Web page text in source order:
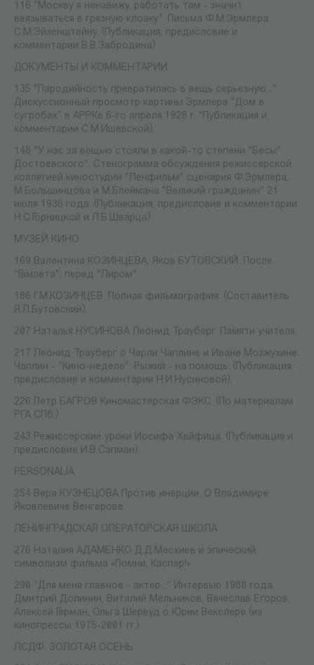
116 "Москву я ненавижу, работать там - значит
ввязываться в грязную клоаку". Письма Ф.М.Эрмлера
С.М.Эйзенштейну. (Публикация, предисловие и
комментарии В.В.Забродина)
ДОКУМЕНТЫ И КОММЕНТАРИИ
135 "Пародийность превратилась в вещь серьезную...".
Дискуссионный просмотр картины Эрмлера "Дом в
сугробах" в АРРКе 6-го апреля 1928 г. *Публикация и
комментарии С.М.Ишевской).
148 "У нас за вещью стояли в какой-то степени "Бесы"
Достоевского". Стенограмма обсуждения режиссерской
коллегией киностудии "Ленфильм" сценария Ф.Эрмлера,
М.Большинцова и М.Блеймана "Великий гражданин" 21
июля 1936 года. (Публикация, предисловие и комментарии
Н.С.Горницкой и Л.Б.Шварца).
МУЗЕЙ КИНО
169 Валентина КОЗИНЦЕВА, Яков БУТОВСКИЙ. После
"Гамлета", перед "Лиром".
186 Г.М.КОЗИНЦЕВ. Полная фильмография. (Составитель
Я.Л.Бутовский).
207 Наталья НУСИНОВА Леонид Трауберг. Памяти учителя.
217 Леонид Трауберг о Чарли Чаплине и Иване Мозжухине.
Чаплин - "Кино-неделе". Рыжий - на помощь. (Публикация,
предисловие и комментарии Н.И.Нусиновой).
226 Петр БАГРОВ Киномастерская ФЭКС. (По материалам
РГА СПб.)
243 Режиссерские уроки Иосифа Хейфица. (Публикация и
предисловие И.В.Сэпман).
PERSONALIA
254 Вера КУЗНЕЦОВА Против инерции. О Владимире
Яковлевиче Венгерове.
ЛЕНИНГРАДСКАЯ ОПЕРАТОРСКАЯ ШКОЛА
276 Наталия АДАМЕНКО Д.Д.Месхиев и эпический
символизм фильма «Помни, Каспар!»
290 "Для меня главное - актер..." Интервью 1988 года.
Дмитрий Долинин, Виталий Мельников, Вячеслав Егоров,
Алексей Герман, Ольга Шервуд о Юрии Векслере (из
кинопрессы 1975-2001 гг.).
ЛСДФ: ЗОЛОТАЯ ОСЕНЬ